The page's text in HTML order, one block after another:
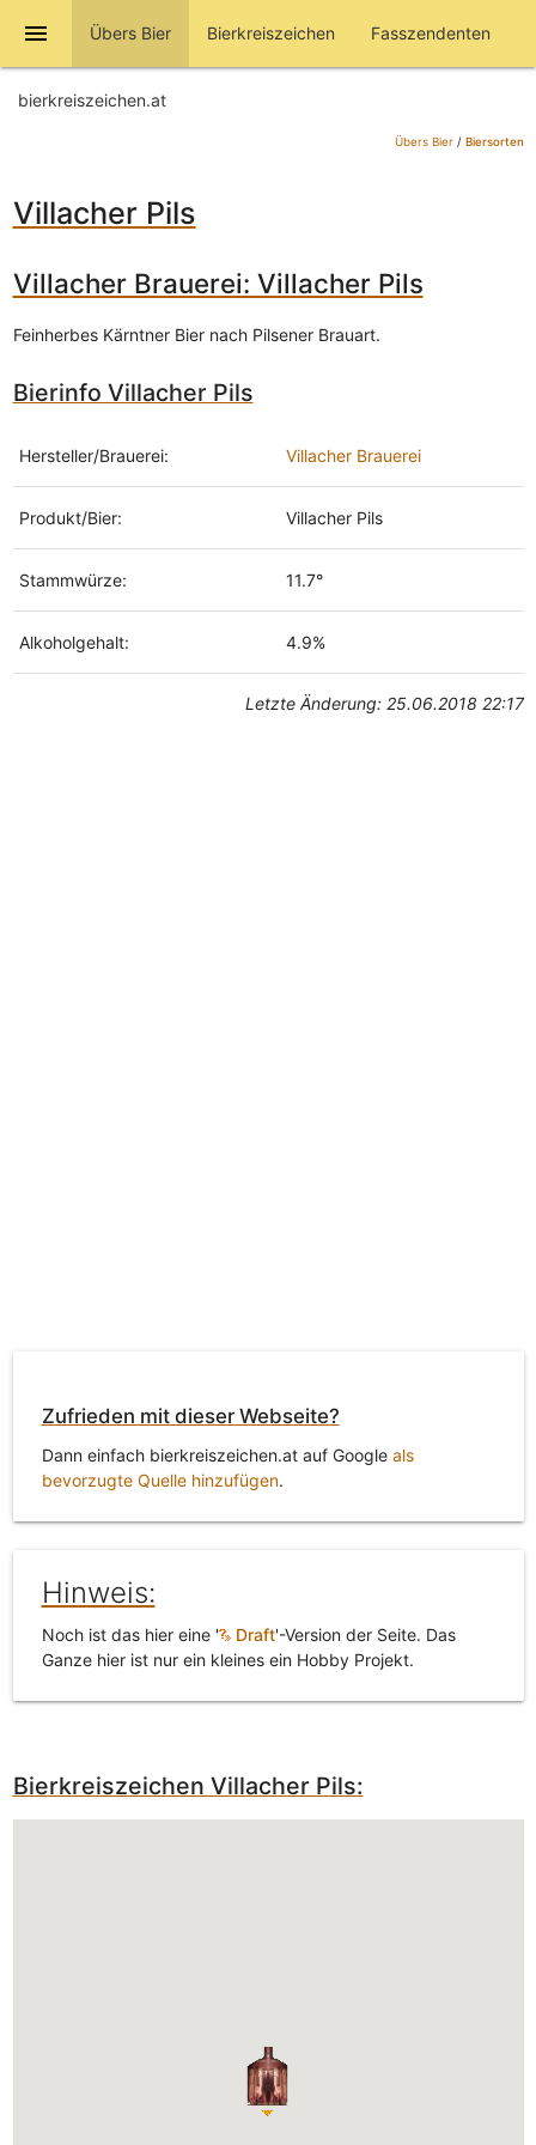
menu Übers Bier Bierkreiszeichen Fasszendenten
bierkreiszeichen.at
Übers Bier/ Biersorten
Villacher Pils
Villacher Brauerei: Villacher Pils
Feinherbes Kärntner Bier nach Pilsener Brauart.
Bierinfo Villacher Pils
Hersteller/Brauerei: Villacher Brauerei
Produkt/Bier: Villacher Pils
Stammwürze: 11.7°
Alkoholgehalt: 4.9%
Letzte Änderung: 25.06.2018 22:17
Zufrieden mit dieser Webseite?
Dann einfach bierkreiszeichen.at auf Google als
bevorzugte Quelle hinzufügen.
Hinweis:
Noch ist das hier eine ' Draft'-Version der Seite. Das
Ganze hier ist nur ein kleines ein Hobby Projekt.
Bierkreiszeichen Villacher Pils: